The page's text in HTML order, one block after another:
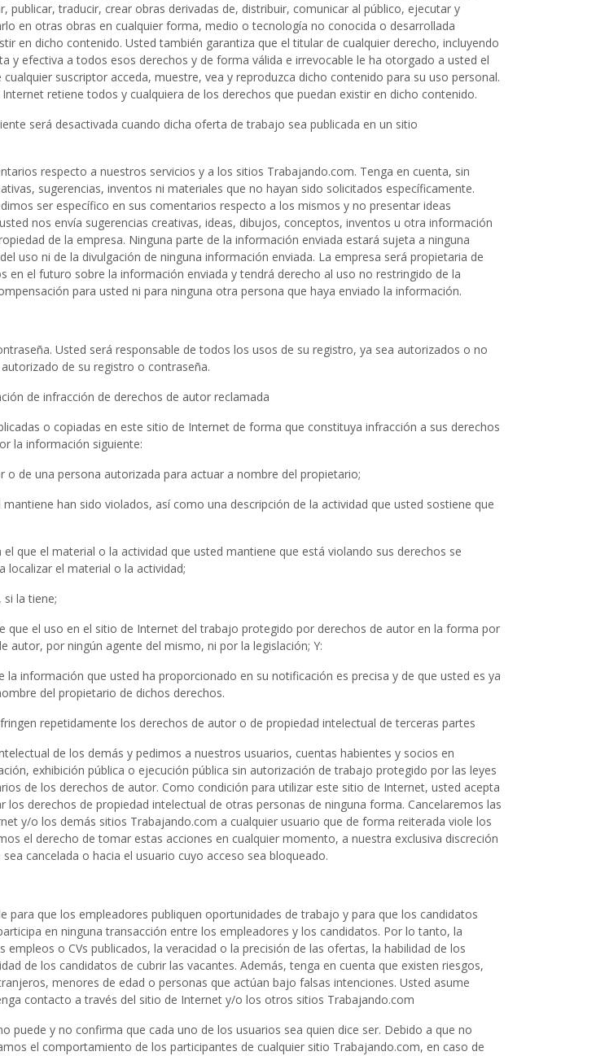
traducir, crear obras derivadas de, distribuir, comunicar al público, ejecutar y
en otras obras en cualquier forma, medio o tecnología no conocida o desarrollada
en dicho contenido. Usted también garantiza que el titular de cualquier derecho, incluyendo
efectiva a todos esos derechos y de forma válida e irrevocable le ha otorgado a usted el
suscriptor acceda, muestre, vea y reproduzca dicho contenido para su uso personal.
retiene todos y cualquiera de los derechos que puedan existir en dicho contenido.
será desactivada cuando dicha oferta de trabajo sea publicada en un sitio
respecto a nuestros servicios y a los sitios Trabajando.com. Tenga en cuenta, sin
sugerencias, inventos ni materiales que no hayan sido solicitados específicamente.
ser específico en sus comentarios respecto a los mismos y no presentar ideas
nos envía sugerencias creativas, ideas, dibujos, conceptos, inventos u otra información
de la empresa. Ninguna parte de la información enviada estará sujeta a ninguna
uso ni de la divulgación de ninguna información enviada. La empresa será propietaria de
el futuro sobre la información enviada y tendrá derecho al uso no restringido de la
para usted ni para ninguna otra persona que haya enviado la información.
Usted será responsable de todos los usos de su registro, ya sea autorizados o no
de su registro o contraseña.
de infracción de derechos de autor reclamada
o copiadas en este sitio de Internet de forma que constituya infracción a sus derechos
la información siguiente:
de una persona autorizada para actuar a nombre del propietario;
han sido violados, así como una descripción de la actividad que usted sostiene que
que el material o la actividad que usted mantiene que está violando sus derechos se
localizar el material o la actividad;
la tiene;
que el uso en el sitio de Internet del trabajo protegido por derechos de autor en la forma por
por ningún agente del mismo, ni por la legislación; Y:
información que usted ha proporcionado en su notificación es precisa y de que usted es ya
del propietario de dichos derechos.
repetidamente los derechos de autor o de propiedad intelectual de terceras partes
de los demás y pedimos a nuestros usuarios, cuentas habientes y socios en
exhibición pública o ejecución pública sin autorización de trabajo protegido por las leyes
de los derechos de autor. Como condición para utilizar este sitio de Internet, usted acepta
derechos de propiedad intelectual de otras personas de ninguna forma. Cancelaremos las
y/o los demás sitios Trabajando.com a cualquier usuario que de forma reiterada viole los
el derecho de tomar estas acciones en cualquier momento, a nuestra exclusiva discreción
cancelada o hacia el usuario cuyo acceso sea bloqueado.
que los empleadores publiquen oportunidades de trabajo y para que los candidatos
en ninguna transacción entre los empleadores y los candidatos. Por lo tanto, la
o CVs publicados, la veracidad o la precisión de las ofertas, la habilidad de los
de los candidatos de cubrir las vacantes. Además, tenga en cuenta que existen riesgos,
menores de edad o personas que actúan bajo falsas intenciones. Usted asume
contacto a través del sitio de Internet y/o los otros sitios Trabajando.com
y no confirma que cada uno de los usuarios sea quien dice ser. Debido a que no
el comportamiento de los participantes de cualquier sitio Trabajando.com, en caso de